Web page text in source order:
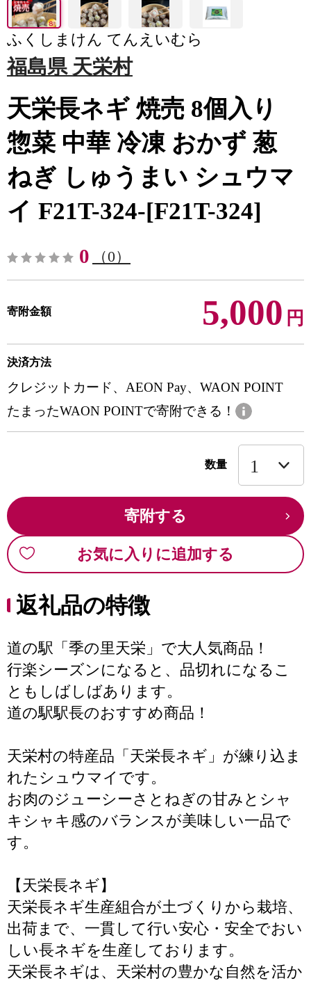
ふくしまけん てんえいむら
福島県 天栄村
天栄長ネギ 焼売 8個入り
惣菜 中華 冷凍 おかず 葱
ねぎ しゅうまい シュウマ
イ F21T-324-[F21T-324]
0 （0）
寄附金額 5,000 円
決済方法
クレジットカード、AEON Pay、WAON POINT
たまったWAON POINTで寄附できる！
数量
寄附する
お気に入りに追加する
返礼品の特徴
道の駅「季の里天栄」で大人気商品！
行楽シーズンになると、品切れになるこ
ともしばしばあります。
道の駅駅長のおすすめ商品！
天栄村の特産品「天栄長ネギ」が練り込ま
れたシュウマイです。
お肉のジューシーさとねぎの甘みとシャ
キシャキ感のバランスが美味しい一品で
す。
【天栄長ネギ】
天栄長ネギ生産組合が土づくりから栽培、
出荷まで、一貫して行い安心・安全でおい
しい長ネギを生産しております。
天栄長ネギは、天栄村の豊かな自然を活か